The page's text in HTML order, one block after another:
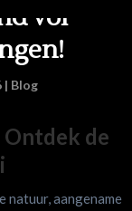
vol
| Blog
Ontdek de
natuur, aangename